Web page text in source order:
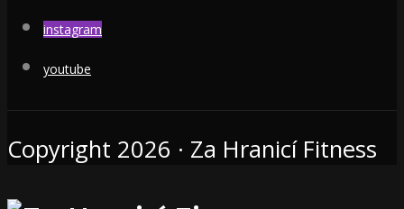
instagram
youtube
Copyright 2026 · Za Hranicí Fitness